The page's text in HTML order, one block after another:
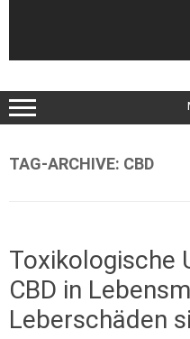
TAG-ARCHIVE: CBD
Toxikologische
CBD in
Leberschäden